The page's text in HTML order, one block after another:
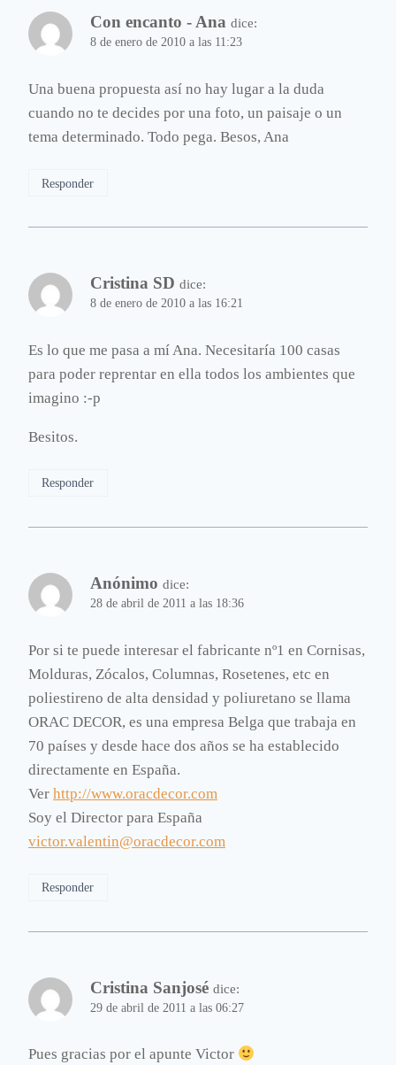
Con encanto - Ana dice:
8 de enero de 2010 a las 11:23
Una buena propuesta así no hay lugar a la duda
cuando no te decides por una foto, un paisaje o un
tema determinado. Todo pega. Besos, Ana
Responder
Cristina SD dice:
8 de enero de 2010 a las 16:21
Es lo que me pasa a mí Ana. Necesitaría 100 casas
para poder reprentar en ella todos los ambientes que
imagino :-p
Besitos.
Responder
Anónimo dice:
28 de abril de 2011 a las 18:36
Por si te puede interesar el fabricante nº1 en Cornisas,
Molduras, Zócalos, Columnas, Rosetenes, etc en
poliestireno de alta densidad y poliuretano se llama
ORAC DECOR, es una empresa Belga que trabaja en
70 países y desde hace dos años se ha establecido
directamente en España.
Ver http://www.oracdecor.com
Soy el Director para España
victor.valentin@oracdecor.com
Responder
Cristina Sanjosé dice:
29 de abril de 2011 a las 06:27
Pues gracias por el apunte Victor